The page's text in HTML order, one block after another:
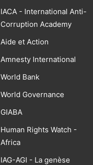
IACA - International Anti-
Corruption Academy
Aide et Action
Amnesty International
World Bank
World Governance
GIABA
Human Rights Watch -
Africa
IAG-AGI - La genèse